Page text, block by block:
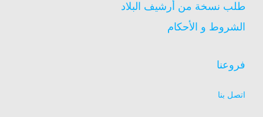
طلب نسخة من أرشيف البلاد
الشروط و الأحكام
فروعنا
اتصل بنا